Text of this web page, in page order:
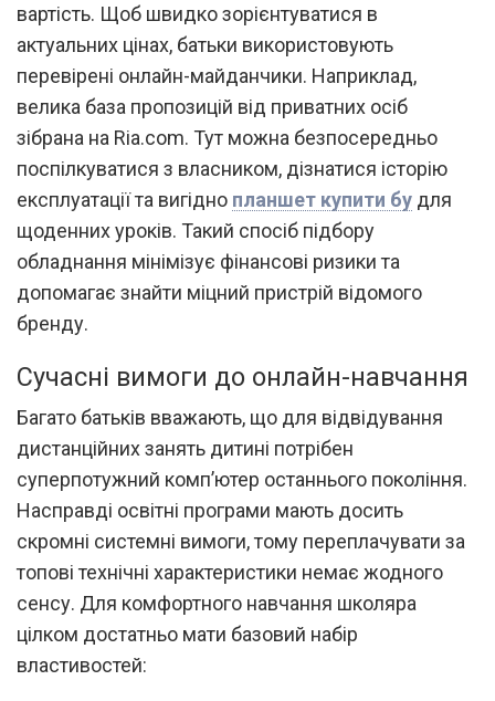
вартість. Щоб швидко зорієнтуватися в
актуальних цінах, батьки використовують
перевірені онлайн-майданчики. Наприклад,
велика база пропозицій від приватних осіб
зібрана на Ria.com. Тут можна безпосередньо
поспілкуватися з власником, дізнатися історію
експлуатації та вигідно планшет купити бу для
щоденних уроків. Такий спосіб підбору
обладнання мінімізує фінансові ризики та
допомагає знайти міцний пристрій відомого
бренду.
Сучасні вимоги до онлайн-навчання
Багато батьків вважають, що для відвідування
дистанційних занять дитині потрібен
суперпотужний комп’ютер останнього покоління.
Насправді освітні програми мають досить
скромні системні вимоги, тому переплачувати за
топові технічні характеристики немає жодного
сенсу. Для комфортного навчання школяра
цілком достатньо мати базовий набір
властивостей: